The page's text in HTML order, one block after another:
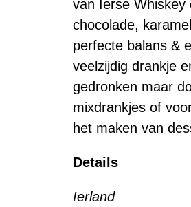
van Ierse Whiskey
chocolade,
perfecte balans &
veelzijdig drankje
gedronken maar
mixdrankjes of
het maken van
Details
Ierland